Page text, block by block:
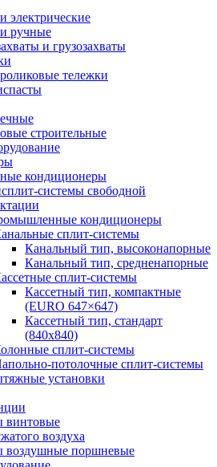
электрические
ручные
и грузозахваты
тележки
строительные
кондиционеры
системы свободной
кондиционеры
сплит-системы
Канальный тип, высоконапорные
Канальный тип, средненапорные
сплит-системы
Кассетный тип, компактные
(EURO 647×647)
Кассетный тип, стандарт
(840х840)
сплит-системы
потолочные сплит-системы
установки
винтовые
воздуха
воздушные поршневые